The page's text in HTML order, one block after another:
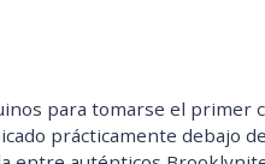
para tomarse el primer
prácticamente debajo